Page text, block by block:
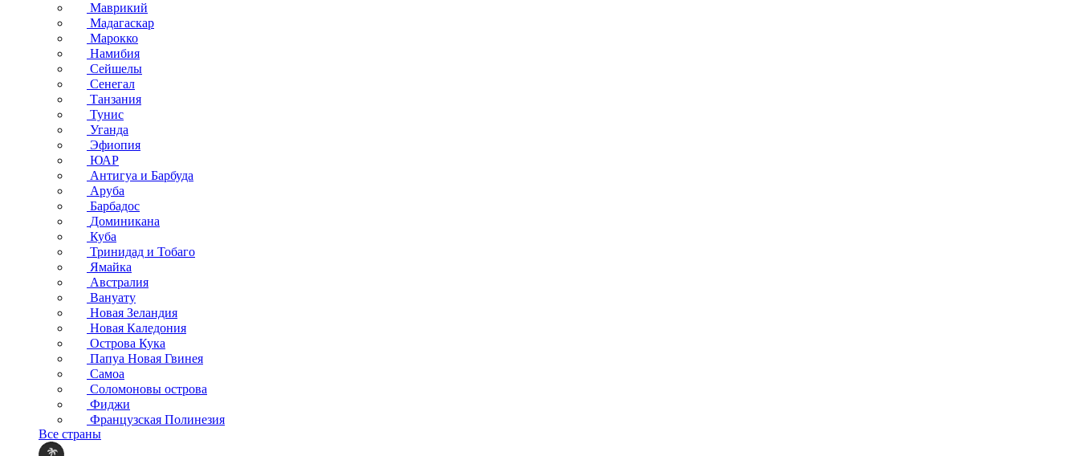
Маврикий
Мадагаскар
Марокко
Намибия
Сейшелы
Сенегал
Танзания
Тунис
Уганда
Эфиопия
ЮАР
Антигуа и Барбуда
Аруба
Барбадос
Доминикана
Куба
Тринидад и Тобаго
Ямайка
Австралия
Вануату
Новая Зеландия
Новая Каледония
Острова Кука
Папуа Новая Гвинея
Самоа
Соломоновы острова
Фиджи
Французская Полинезия
Все страны